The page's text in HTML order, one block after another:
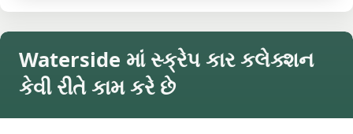
Waterside માં સ્ક્રેપ કાર કલેક્શન
કેવી રીતે કામ કરે છે